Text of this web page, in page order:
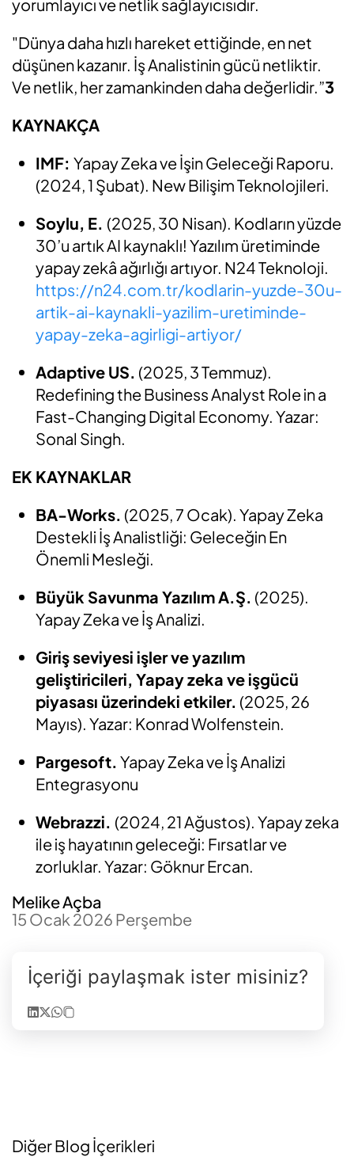
yorumlayıcı ve netlik sağlayıcısıdır.
"Dünya daha hızlı hareket ettiğinde, en net
düşünen kazanır. İş Analistinin gücü netliktir.
Ve netlik, her zamankinden daha değerlidir.”3
KAYNAKÇA
IMF: Yapay Zeka ve İşin Geleceği Raporu.
(2024, 1 Şubat). New Bilişim Teknolojileri.
Soylu, E. (2025, 30 Nisan). Kodların yüzde
30’u artık AI kaynaklı! Yazılım üretiminde
yapay zekâ ağırlığı artıyor. N24 Teknoloji.
https://n24.com.tr/kodlarin-yuzde-30u-
artik-ai-kaynakli-yazilim-uretiminde-
yapay-zeka-agirligi-artiyor/
Adaptive US. (2025, 3 Temmuz).
Redefining the Business Analyst Role in a
Fast-Changing Digital Economy. Yazar:
Sonal Singh.
EK KAYNAKLAR
BA-Works. (2025, 7 Ocak). Yapay Zeka
Destekli İş Analistliği: Geleceğin En
Önemli Mesleği.
Büyük Savunma Yazılım A.Ş. (2025).
Yapay Zeka ve İş Analizi.
Giriş seviyesi işler ve yazılım
geliştiricileri, Yapay zeka ve işgücü
piyasası üzerindeki etkiler. (2025, 26
Mayıs). Yazar: Konrad Wolfenstein.
Pargesoft. Yapay Zeka ve İş Analizi
Entegrasyonu
Webrazzi. (2024, 21 Ağustos). Yapay zeka
ile iş hayatının geleceği: Fırsatlar ve
zorluklar. Yazar: Göknur Ercan.
Melike Açba
15 Ocak 2026 Perşembe
İçeriği paylaşmak ister misiniz?
Diğer Blog İçerikleri